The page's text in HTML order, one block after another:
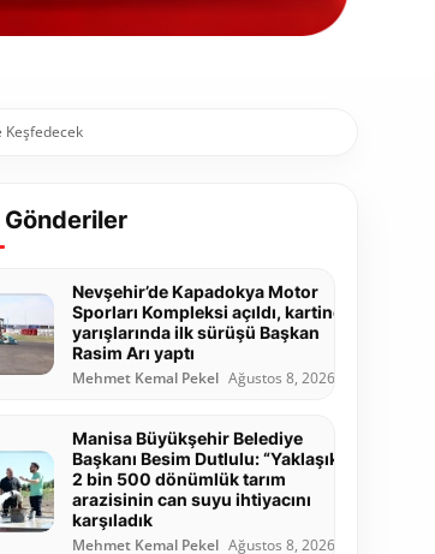
Keşfedecek
Nevşehir’de Kapadokya Motor
Sporları Kompleksi açıldı, karting
yarışlarında ilk sürüşü Başkan
Rasim Arı yaptı
Mehmet Kemal Pekel Ağustos 8, 2026
Manisa Büyükşehir Belediye
Başkanı Besim Dutlulu: “Yaklaşık
2 bin 500 dönümlük tarım
arazisinin can suyu ihtiyacını
karşıladık
Mehmet Kemal Pekel Ağustos 8, 2026